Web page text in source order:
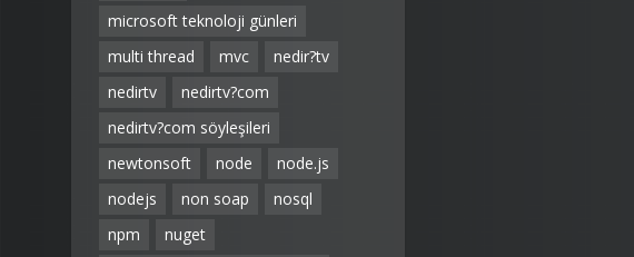
microsoft teknoloji günleri
multi thread
mvc
nedir?tv
nedirtv
nedirtv?com
nedirtv?com söyleşileri
newtonsoft
node
node.js
nodejs
non soap
nosql
npm
nuget